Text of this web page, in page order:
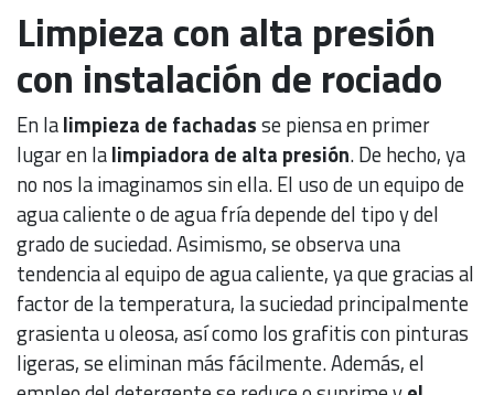
Limpieza con alta presión
con instalación de rociado
En lalimpieza de fachadasse piensa en primer
lugar en lalimpiadora de alta presión. De hecho, ya
no nos la imaginamos sin ella. El uso de un equipo de
agua caliente o de agua fría depende del tipo y del
grado de suciedad. Asimismo, se observa una
tendencia al equipo de agua caliente, ya que gracias al
factor de la temperatura, la suciedad principalmente
grasienta u oleosa, así como los grafitis con pinturas
ligeras, se eliminan más fácilmente. Además, el